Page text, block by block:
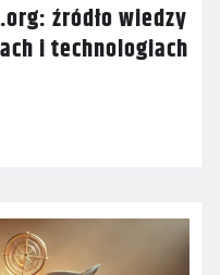
źródło wiedzy
i technologiach